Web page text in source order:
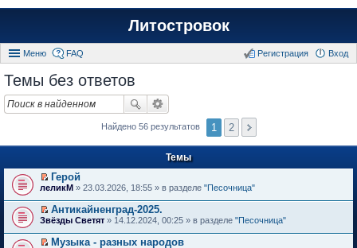
Литостровок
Меню FAQ Вход
Регистрация
Темы без ответов
Найдено 56 результатов 1 2
Темы
П
р
е
й
т
и
Герой
леликМ » 23.03.2026, 18:55 » в разделе "Песочница"
П
р
Антикайненград-2025.
Звёзды Светят » 14.12.2024, 00:25 » в разделе "Песочница"
Музыка - разных народов